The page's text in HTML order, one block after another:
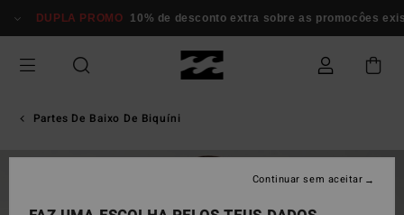
para
informação
DUPLA PROMO 10% de desconto extra sobre as promocôes
Partes De Baixo De Biquíni
Continuar sem aceitar